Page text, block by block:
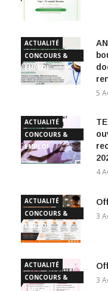
EMPLOI
ACTUALITÉ
CONCOURS &
EMPLOI
5
ACTUALITÉ
CONCOURS &
EMPLOI
4
ACTUALITÉ
CONCOURS &
EMPLOI
3
ACTUALITÉ
CONCOURS &
EMPLOI
3